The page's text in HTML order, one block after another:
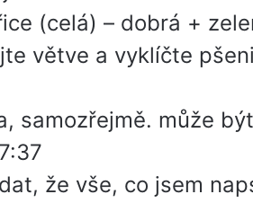
(celá) – dobrá +
větve a vyklíčte
samozřejmě. může
že vše, co jsem